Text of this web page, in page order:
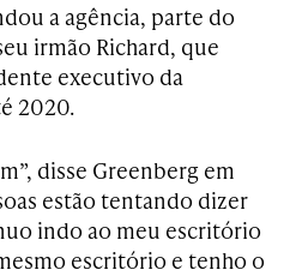
a agência, parte do
irmão Richard, que
executivo da
2020.
disse Greenberg em
estão tentando dizer
indo ao meu escritório
escritório e tenho o